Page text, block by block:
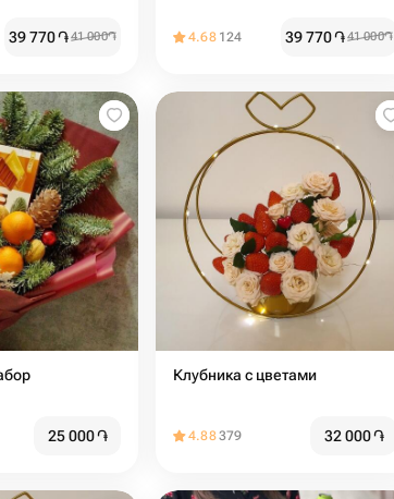
39 770֏41 000֏ 4.68 124 39 770֏41 000֏
25 000֏
Клубника с цветами
4.88379 32 000֏